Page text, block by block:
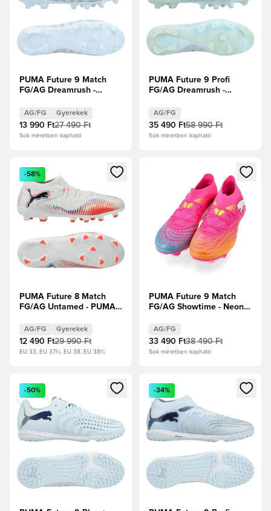
PUMA Future 9 Match
FG/AG Dreamrush -
Gyerek
AG/FG Gyerekek
13 990 Ft27 490 Ft
Sok méretben kapható
PUMA Future 9 Profi
FG/AG Dreamrush -
AG/FG
35 490 Ft58 990 Ft
Sok méretben kapható
Megnyit egy modált a bejelentkezéshez vagy a tagként
-58%
PUMA Future 8 Match
FG/AG Untamed - PUMA
piros Gyerek
AG/FG Gyerekek
12 490 Ft29 990 Ft
EU 33, EU 37½, EU 38, EU 38½
Megnyit egy modált a
PUMA Future 9 Match
FG/AG Showtime - Neon
Élénk türkiz/PUMA Fehér
AG/FG
33 490 Ft38 490 Ft
Sok méretben kapható
Megnyit egy modált a bejelentkezéshez vagy a tagként
-50%
Megnyit egy modált a
-34%